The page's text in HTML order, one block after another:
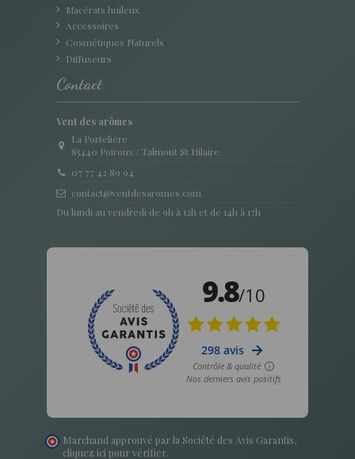
Macérats huileux
Accessoires
Cosmétiques Naturels
Diffuseurs
Contact
Vent des arômes
La Portelière
85440 Poiroux / Talmont St Hilaire
07 77 42 89 94
contact@ventdesaromes.com
Du lundi au vendredi de 9h à 12h et de 14h à 17h
Marchand approuvé par la Société des Avis Garantis,
cliquez ici pour vérifier.